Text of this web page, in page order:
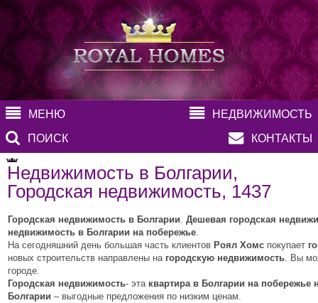
МЕНЮ
НЕДВИЖИМОСТЬ
ПОИСК
КОНТАКТЫ
Недвижимость в Болгарии,
Городская недвижимость, 1437
Городская недвижимость в Болгарии. Дешевая городская
недвижимость в Болгарии на побережье.
На сегодняшний день большая часть клиентов Роял Хомс покупает
новых строительств направлены на городскую недвижимость. Вы
городе.
Городская недвижимость- этаквартира в Болгарии на побережье
Болгарии – выгодные предложения по низким ценам.